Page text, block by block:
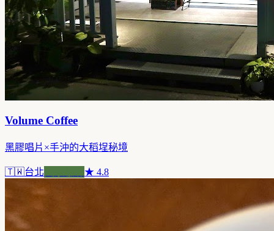
Volume Coffee
黑膠唱片×手沖的大稻埕秘境
🇹🇼台北 ★ 4.8